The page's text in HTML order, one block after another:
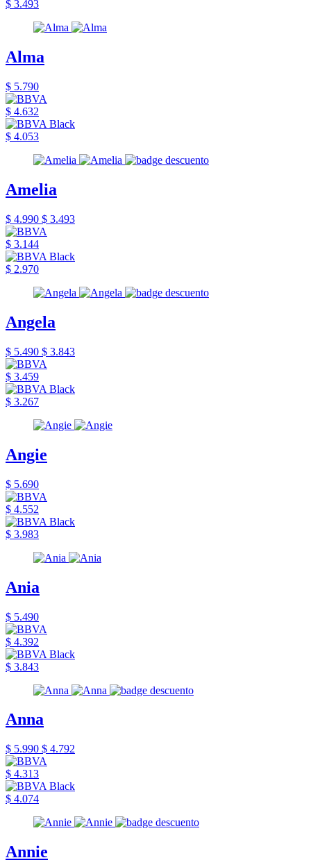
$ 3.493
Alma
$ 5.790
$ 4.632
$ 4.053
Amelia
$ 4.990 $ 3.493
$ 3.144
$ 2.970
Angela
$ 5.490 $ 3.843
$ 3.459
$ 3.267
Angie
$ 5.690
$ 4.552
$ 3.983
Ania
$ 5.490
$ 4.392
$ 3.843
Anna
$ 5.990 $ 4.792
$ 4.313
$ 4.074
Annie